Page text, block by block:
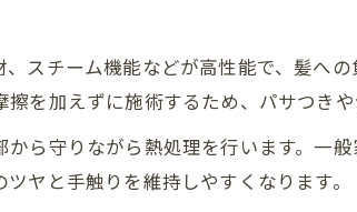
室帰り風アイロンメンテ術
必要な美容室流トリートメント
の効果を保つ日常のポイント
減らすための秘訣
摩擦軽減アイロンの使い方
スチーム機能などが高性能で、髪へ
を加えずに施術するため、パサつきや
ら守りながら熱処理を行います。一
ヤと手触りを維持しやすくなります。